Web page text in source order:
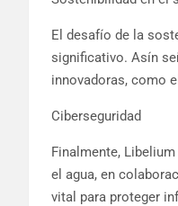
El desafío de la
significativo. Asín
innovadoras, como
Ciberseguridad
Finalmente,
el agua, en
vital para proteger